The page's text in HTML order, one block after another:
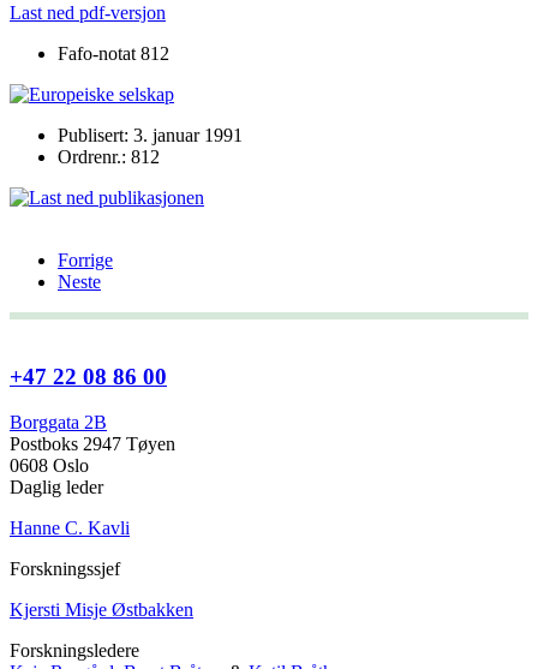
Last ned pdf-versjon
Fafo-notat 812
Publisert: 3. januar 1991
Ordrenr.: 812
Forrige
Neste
+47 22 08 86 00
Borggata 2B
Postboks 2947 Tøyen
0608 Oslo
Daglig leder
Hanne C. Kavli
Forskningssjef
Kjersti Misje Østbakken
Forskningsledere